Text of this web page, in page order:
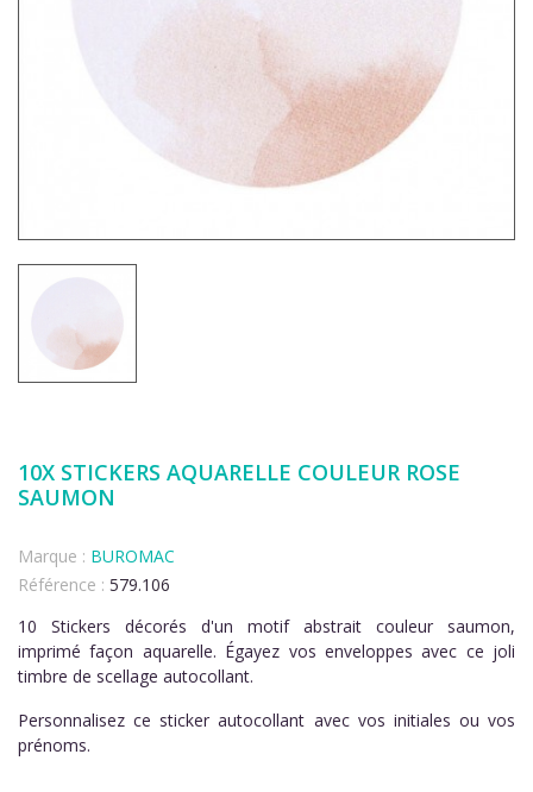
10X STICKERS AQUARELLE COULEUR ROSE
SAUMON
Marque : BUROMAC
Référence : 579.106
10 Stickers décorés d'un motif abstrait couleur saumon,
imprimé façon aquarelle. Égayez vos enveloppes avec ce joli
timbre de scellage autocollant.
Personnalisez ce sticker autocollant avec vos initiales ou vos
prénoms.